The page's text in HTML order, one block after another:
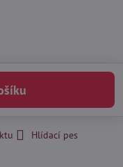
Hlídací pes